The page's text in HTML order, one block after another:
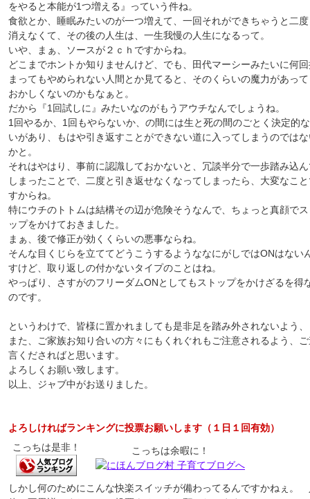
をやると本能が1つ増える』っていう件ね。
食欲とか、睡眠みたいのが一つ増えて、一回それができちゃうと二
消えなくて、その後の人生は、一生我慢の人生になるって。
いや、まぁ、ソースが２ｃｈですからね。
どこまでホントか知りませんけど、でも、田代マーシーみたいに何
まってもやめられない人間とか見てると、そのくらいの魔力があっ
おかしくないのかもなぁと。
だから『1回試しに』みたいなのがもうアウチなんでしょうね。
1回やるか、1回もやらないか、の間には生と死の間のごとく決定的
いがあり、もはや引き返すことができない道に入ってしまうのでは
かと。
それはやはり、事前に認識しておかないと、冗談半分で一歩踏み込
しまったことで、二度と引き返せなくなってしまったら、大変なこ
すからね。
特にウチのトトムは結構その辺が危険そうなんで、ちょっと真顔で
ップをかけておきました。
まぁ、後で修正が効くくらいの悪事ならね。
そんな目くじらを立ててどうこうするようななにがしではONはない
すけど、取り返しの付かないタイプのことはね。
やっぱり、さすがのフリーダムONとしてもストップをかけざるを得
のです。
というわけで、皆様に置かれましても是非足を踏み外されないよう、
また、ご家族お知り合いの方々にもくれぐれもご注意されるよう、
言くださればと思います。
よろしくお願い致します。
以上、ジャブ中がお送りました。
よろしければランキングに投票お願いします（１日１回有効）
こっちは是非！
こっちは余暇に！
しかし何のためにこんな快楽スイッチが備わってるんですかねぇ。